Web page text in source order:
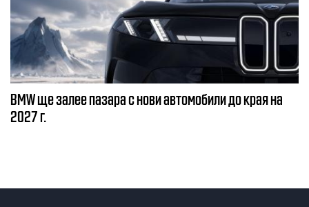
BMW ще залее пазара с нови автомобили до края на
2027 г.